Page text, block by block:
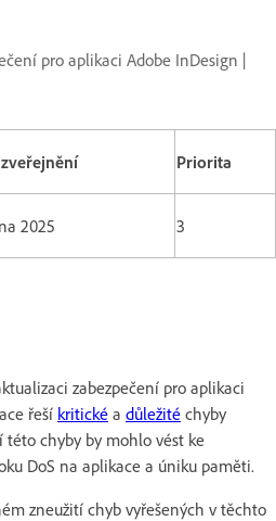
pro aplikaci Adobe InDesign |
Priorita
2025 3
zabezpečení pro aplikaci
řeší kritické a důležité chyby
této chyby by mohlo vést ke
DoS na aplikace a úniku paměti.
zneužití chyb vyřešených v těchto